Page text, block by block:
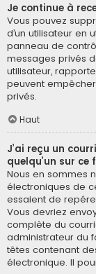
Je continue à
Vous pouvez
d’un utilisateur en
panneau de
messages privés
utilisateur,
peuvent
privés.
Haut
J’ai reçu un
quelqu’un sur ce
Nous en sommes
électroniques de
essaient de
Vous devriez
complète du
administrateur du
têtes contenant
électronique. Il